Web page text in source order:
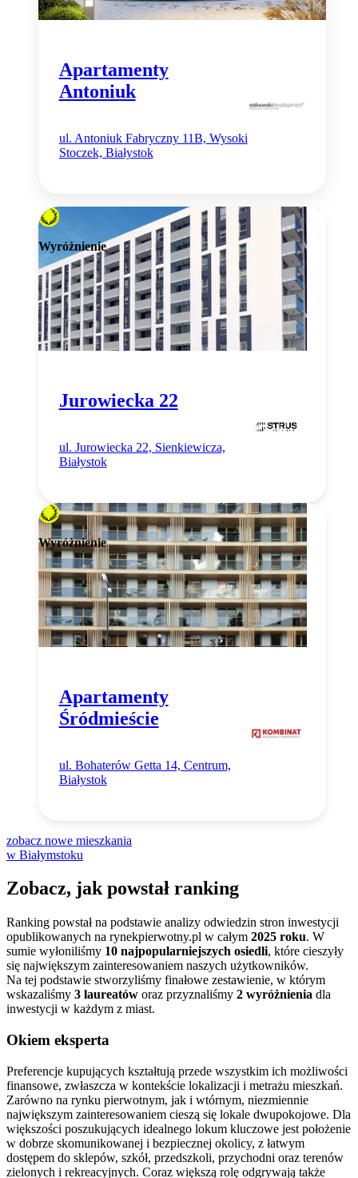
Apartamenty
Antoniuk
ul. Antoniuk Fabryczny 11B, Wysoki
Stoczek, Białystok
Wyróżnienie
Jurowiecka 22
ul. Jurowiecka 22, Sienkiewicza,
Białystok
Wyróżnienie
Apartamenty
Śródmieście
ul. Bohaterów Getta 14, Centrum,
Białystok
zobacz nowe mieszkania
w Białymstoku
Zobacz, jak powstał ranking
Ranking powstał na podstawie analizy odwiedzin stron inwestycji
opublikowanych na rynekpierwotny.pl w całym 2025 roku. W
sumie wyłoniliśmy 10 najpopularniejszych osiedli, które cieszyły
się największym zainteresowaniem naszych użytkowników.
Na tej podstawie stworzyliśmy finałowe zestawienie, w którym
wskazaliśmy 3 laureatów oraz przyznaliśmy 2 wyróżnienia dla
inwestycji w każdym z miast.
Okiem eksperta
Preferencje kupujących kształtują przede wszystkim ich możliwości
finansowe, zwłaszcza w kontekście lokalizacji i metrażu mieszkań.
Zarówno na rynku pierwotnym, jak i wtórnym, niezmiennie
największym zainteresowaniem cieszą się lokale dwupokojowe. Dla
większości poszukujących idealnego lokum kluczowe jest położenie
w dobrze skomunikowanej i bezpiecznej okolicy, z łatwym
dostępem do sklepów, szkół, przedszkoli, przychodni oraz terenów
zielonych i rekreacyjnych. Coraz większą rolę odgrywają także